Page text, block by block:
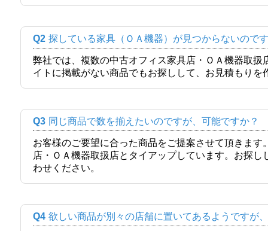
Q2 探している家具（ＯＡ機器）が見つからないので
弊社では、複数の中古オフィス家具店・ＯＡ機器取
イトに掲載がない商品でもお探しして、お見積もりを
Q3 同じ商品で数を揃えたいのですが、可能ですか？
お客様のご要望に合った商品をご提案させて頂きま
店・ＯＡ機器取扱店とタイアップしています。お探
わせください。
Q4 欲しい商品が別々の店舗に置いてあるようですが